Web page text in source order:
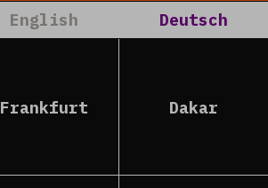
English Deutsch
Frankfurt Dakar
lebendigen
Read more